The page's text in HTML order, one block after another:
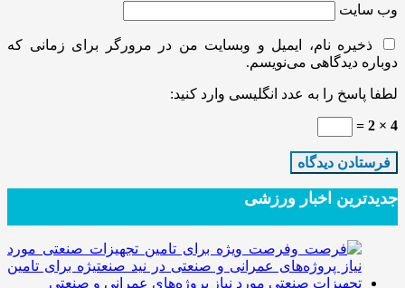
وب‌ سایت
ذخیره نام، ایمیل و وبسایت من در مرورگر برای زمانی که
دوباره دیدگاهی می‌نویسم.
لطفا پاسخ را به عدد انگلیسی وارد کنید:
4 × 2 =
جدیدترین‌ اخبار ورزشی